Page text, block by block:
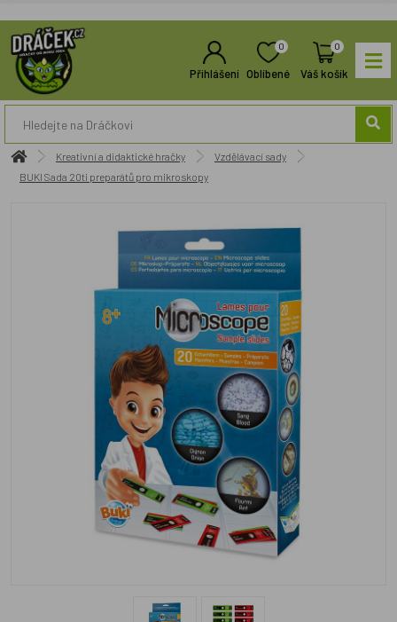
Přihlášení
0
Oblíbené
0
Váš košík
Kreativní a didaktické hračky
Vzdělávací sady
BUKI Sada 20ti preparátů pro mikroskopy